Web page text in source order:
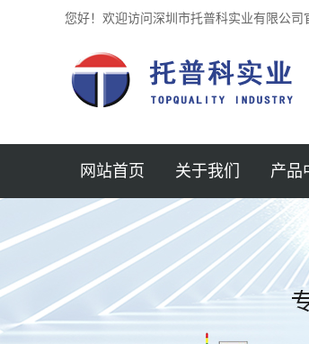
您好！欢迎访问深圳市托普科实业有限公司
网站首页 关于我们
公司简介
新闻中心
企业文化
产品
深圳贴
深圳锡膏
深圳光学